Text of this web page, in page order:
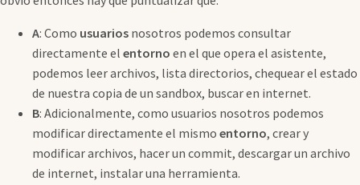
A: Como usuarios nosotros podemos consultar
directamente el entorno en el que opera el asistente,
podemos leer archivos, lista directorios, chequear el estado
de nuestra copia de un sandbox, buscar en internet.
B: Adicionalmente, como usuarios nosotros podemos
modificar directamente el mismo entorno, crear y
modificar archivos, hacer un commit, descargar un archivo
de internet, instalar una herramienta.